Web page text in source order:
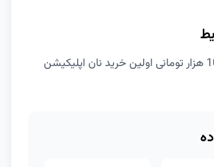
کد تخفیف 10 هزار تومانی اولین خرید نان اپلیکیشن